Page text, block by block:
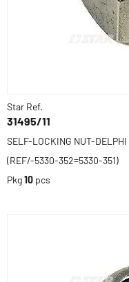
Star Ref.
31495/11
SELF-LOCKING NUT-
(REF/-5330-352=5330-351)
Pkg10 pcs